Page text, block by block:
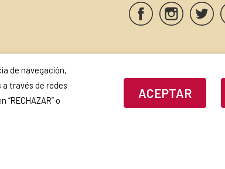
de navegación,
través de redes
o
ACEPTAR